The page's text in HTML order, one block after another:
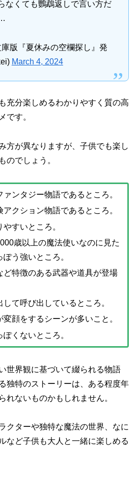
なくても鸚鵡返しで言い方だ
版『夏休みの空欄探し』発
March 4, 2024
充分楽しめるわかりやすく質の高
です。
方が異なりますが、子供でも楽し
のでしょう。
ンタジー物語であるところ。
アクション物語であるところ。
すいところ。
歳以上の魔法使いなのに見た
う強いところ。
ど特徴のある武器や道具が登場
て呼び出しているところ。
顔をするシーンが多いこと。
くないところ。
世界観に基づいて綴られる物語
独特のストーリーは、ある程度年
れないものかもしれません。
クターや独特な魔法の世界、なに
など子供も大人と一緒に楽しめる